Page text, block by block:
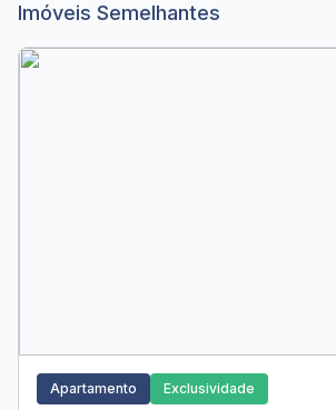
Imóveis Semelhantes
Apartamento Exclusividade